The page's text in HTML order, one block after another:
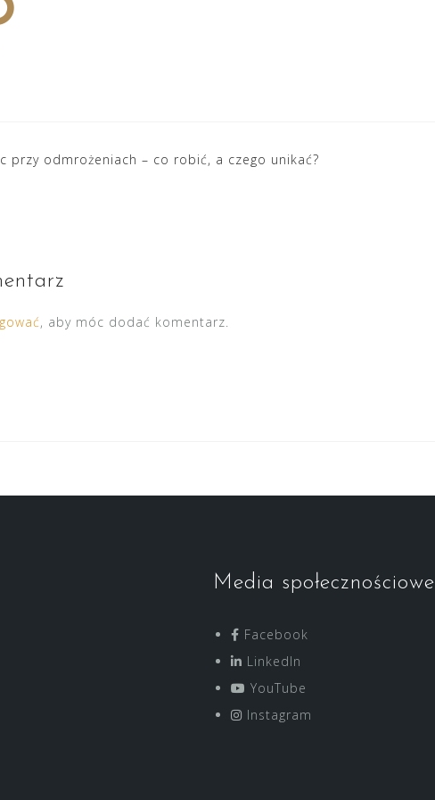
przy odmrożeniach – co robić, a czego unikać?
, aby móc dodać komentarz.
Media społecznościowe
Facebook
LinkedIn
YouTube
Instagram